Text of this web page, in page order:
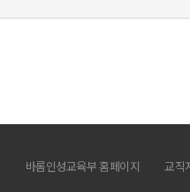
바롬인성교육부 홈페이지 교직